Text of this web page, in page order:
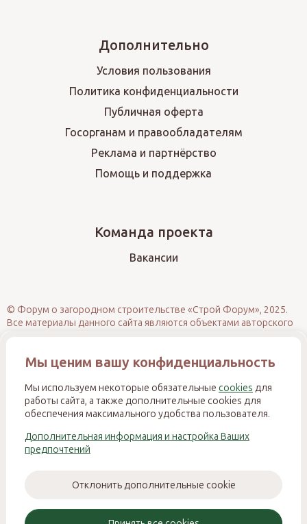
Дополнительно
Условия пользования
Политика конфиденциальности
Публичная оферта
Госорганам и правообладателям
Реклама и партнёрство
Помощь и поддержка
Команда проекта
Вакансии
© Форум о загородном строительстве «Строй Форум», 2025.
Все материалы данного сайта являются объектами авторского
сайтах и ресурсах в Интернете) или иное использование
правообладателя. При полном или частичном использовании
материалов обязательно размещение активной прямой
гиперссылки на источник. Несанкционированное
ст. 7.12 КоАП РФ и влечёт ответственность в соответствии с
законодательством Российской Федерации.
© 2025 STROY-FORUM.RU / ИНН: 531301821728 ИП Смирнов
Никита Михайлович
Мы ценим вашу конфиденциальность
Мы используем некоторые обязательные cookies для
работы сайта, а также дополнительные cookies для
обеспечения максимального удобства пользователя.
Дополнительная информация и настройка Ваших
предпочтений
Отклонить дополнительные cookie